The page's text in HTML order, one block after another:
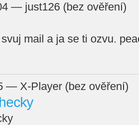
— just126 (bez ověření)
mail a ja se ti ozvu.
— X-Player (bez ověření)